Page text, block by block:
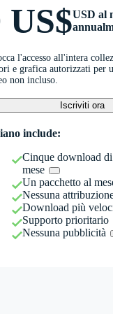
US$USD al
l'accesso all'intera
e grafica autorizzati per
non incluso.
Iscriviti ora
include:
Cinque download
mese
Un pacchetto al
Nessuna
Download più
Supporto prioritario
Nessuna pubblicità